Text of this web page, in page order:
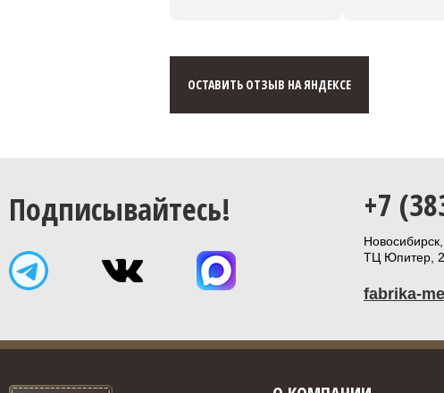
ОСТАВИТЬ ОТЗЫВ НА ЯНДЕКСЕ
Подписывайтесь! +7
ТЦ Юпитер,
fabrika-